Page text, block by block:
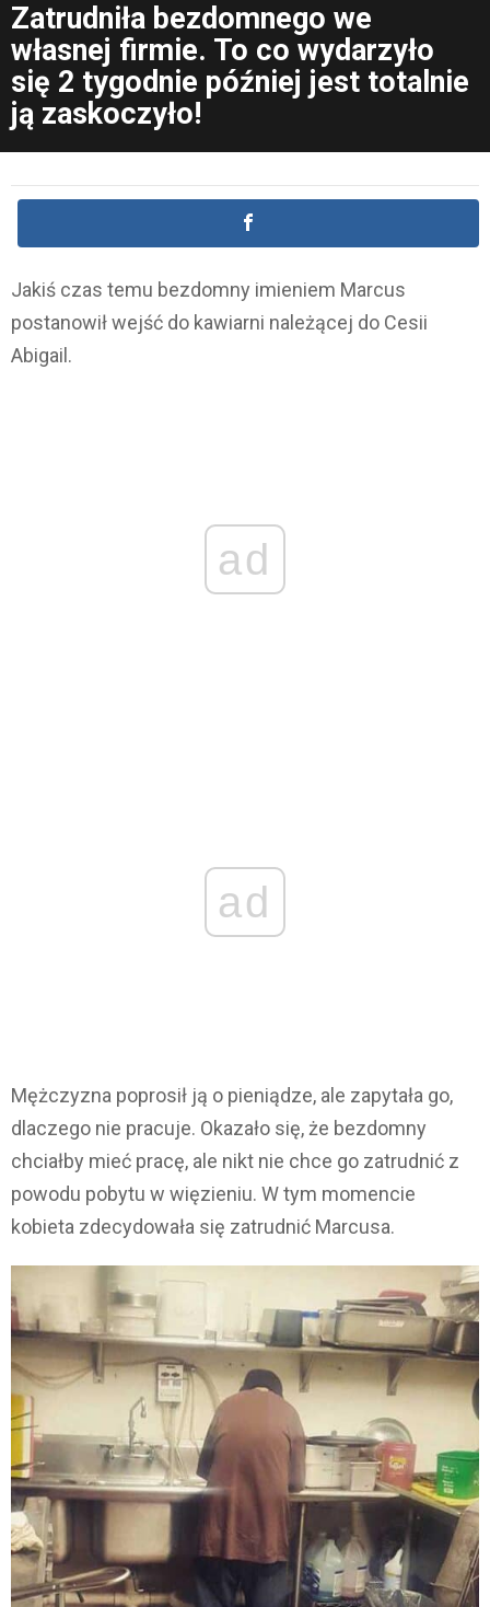
Zatrudniła bezdomnego we
własnej firmie. To co wydarzyło
się 2 tygodnie później jest totalnie
ją zaskoczyło!
Jakiś czas temu bezdomny imieniem Marcus
postanowił wejść do kawiarni należącej do Cesii
Abigail.
ad
ad
Mężczyzna poprosił ją o pieniądze, ale zapytała go,
dlaczego nie pracuje. Okazało się, że bezdomny
chciałby mieć pracę, ale nikt nie chce go zatrudnić z
powodu pobytu w więzieniu. W tym momencie
kobieta zdecydowała się zatrudnić Marcusa.